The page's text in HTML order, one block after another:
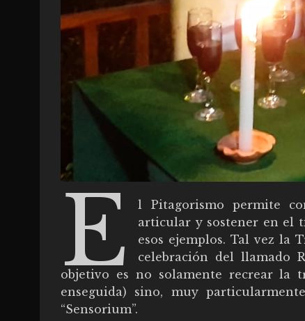
E
l Pitagorismo permite
articular y sostener en el
esos ejemplos. Tal vez la
celebración del llamado
objetivo es no solamente recrear la
enseguida) sino, muy
“Sensorium”.